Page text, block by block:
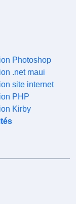
Photoshop
.net maui
site internet
PHP
Kirby